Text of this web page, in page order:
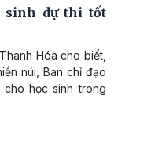
sinh dự thi tốt
Hóa cho biết,
núi, Ban chỉ đạo
học sinh trong